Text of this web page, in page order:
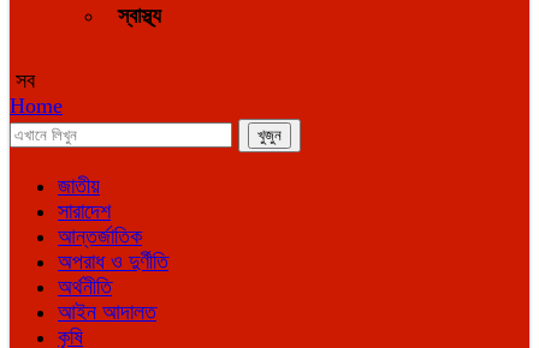
স্বাস্থ্য
সব
Home
জাতীয়
সারাদেশ
আন্তর্জাতিক
অপরাধ ও দুর্ণীতি
অর্থনীতি
আইন আদালত
কৃষি